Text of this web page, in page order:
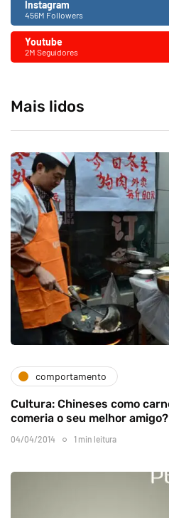
Instagram
456M Followers
Youtube
2M Seguidores
Mais lidos
comportamento
Cultura: Chineses como
comeria o seu melhor amigo?
04/04/2014 1 min leitura